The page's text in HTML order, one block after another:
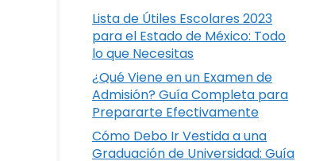
Lista de Útiles Escolares 2023
para el Estado de México: Todo
lo que Necesitas
¿Qué Viene en un Examen de
Admisión? Guía Completa para
Prepararte Efectivamente
Cómo Debo Ir Vestida a una
Graduación de Universidad: Guía